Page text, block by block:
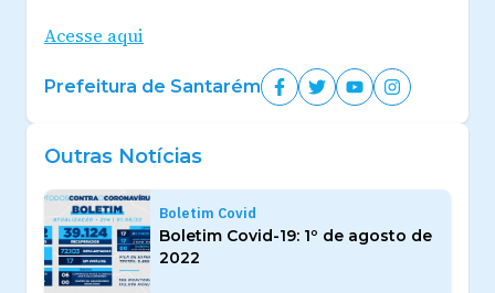
Acesse aqui
Prefeitura de Santarém
Outras Notícias
Boletim Covid
Boletim Covid-19: 1º de agosto de
2022